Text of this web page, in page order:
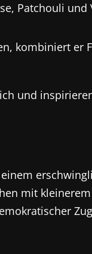
Patchouli und
kombiniert er
und
mit